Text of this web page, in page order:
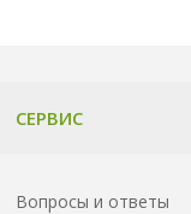
СЕРВИС
Вопросы и ответы